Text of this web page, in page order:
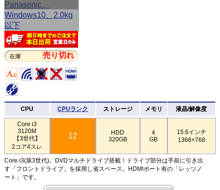
在庫 売り切れ
CPU CPUランク ストレージ メモリ 液晶/解像度
Core i3
3120M
【3世代】
2コア4スレ
12
HDD
320GB
4
GB
15.6インチ
1366×768
Core i3(第3世代)。DVDマルチドライブ搭載！ドライブ部分は手前に引き出
す「フロントドライブ」を採用し省スペース。HDMIポート有の「レッツノ
ート」です。